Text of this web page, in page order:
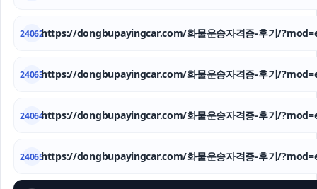
24062https://dongbupayingcar.com/화물운송자격증-후기/
24063https://dongbupayingcar.com/화물운송자격증-후기/
24064https://dongbupayingcar.com/화물운송자격증-후기/
24065https://dongbupayingcar.com/화물운송자격증-후기/